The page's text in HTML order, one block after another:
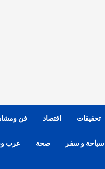
تحقيقات اقتصاد فن
سياحة و سفر صحة عرب